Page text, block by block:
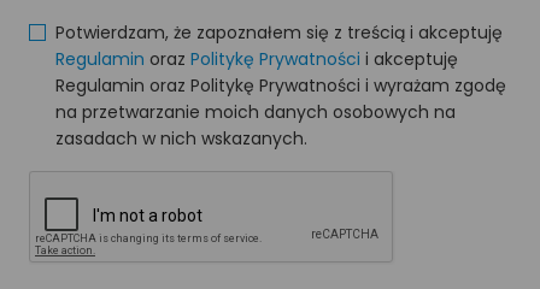
Potwierdzam, że zapoznałem się z treścią i akceptuję
Regulamin oraz Politykę Prywatności i akceptuję
Regulamin oraz Politykę Prywatności i wyrażam zgodę
na przetwarzanie moich danych osobowych na
zasadach w nich wskazanych.